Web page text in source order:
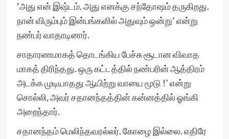
‘அது என் இஷ்டம். அது எனக்கு சந்தோஷம் தருகிறது.
நான் விரும்பும் இன்பங்களில் அதுவும் ஒன்று’ என்று
நண்பர் வாதாடினார்.
சாதாரணமாகத் தொடங்கிய பேச்சு சூடான விவாத
மாகத் திரிந்தது. ஒரு கட்டத்தில் நண்பரின் ஆத்திரம்
அடக்க முடியாதது ஆயிற்று வாயை மூடு !’ என்று
சொல்லி, அவர் சதானந்தத்தின் கன்னத்தில் ஓங்கி
அறைந்தார்.
சதானந்தம் மெலிந்தவரல்லர். கோழை இல்லை. எதிரே